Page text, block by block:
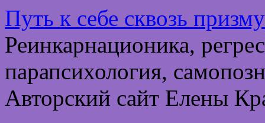
Путь к себе сквозь
Реинкарнационика,
парапсихология,
Авторский сайт Елены